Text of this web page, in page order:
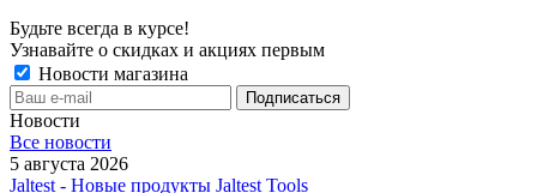
Будьте всегда в курсе!
Узнавайте о скидках и акциях первым
Новости магазина
Новости
Все новости
5 августа 2026
Jaltest - Новые продукты Jaltest Tools